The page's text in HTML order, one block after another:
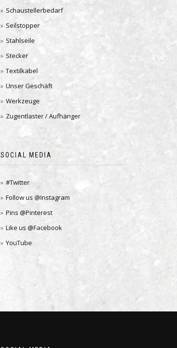
Schaustellerbedarf
Seilstopper
Stahlseile
Stecker
Textilkabel
Unser Geschäft
Werkzeuge
Zugentlaster / Aufhänger
SOCIAL MEDIA
#Twitter
Follow us @Instagram
Pins @Pinterest
Like us @Facebook
YouTube